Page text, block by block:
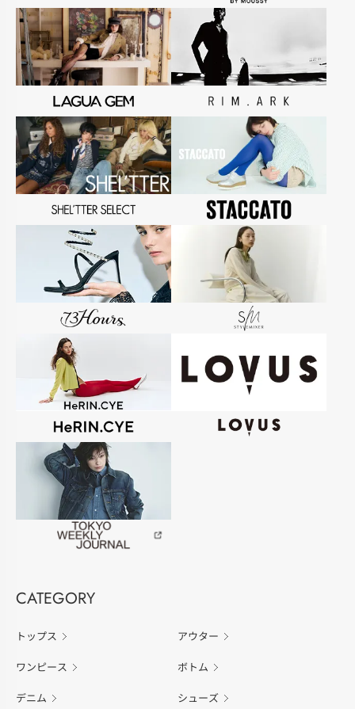
CATEGORY
トップス アウター
ワンピース ボトム
デニム シューズ